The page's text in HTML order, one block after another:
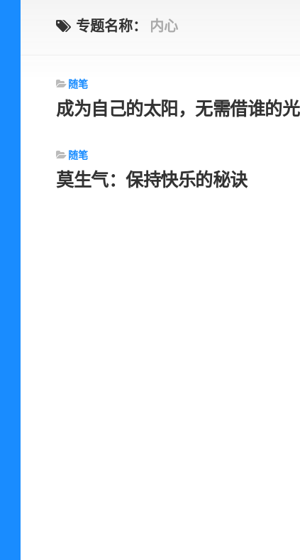
专题名称： 内心
随笔
成为自己的太阳，无需借谁的光
随笔
莫生气：保持快乐的秘诀